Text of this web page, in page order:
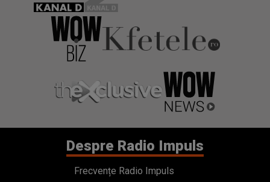
Despre Radio Impuls
Frecvențe Radio Impuls